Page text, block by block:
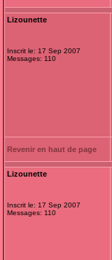
Lizounette
Inscrit le: 17 Sep 2007
Messages: 110
Revenir en haut de page
Lizounette
Inscrit le: 17 Sep 2007
Messages: 110